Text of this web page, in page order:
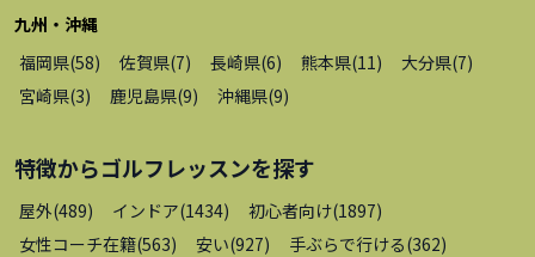
九州・沖縄
福岡県(58) 佐賀県(7) 長崎県(6) 熊本県(11 ) 大分県(7)
宮崎県(3) 鹿児島県(9) 沖縄県(9)
特徴からゴルフレッスンを探す
屋外(489) インドア(1434) 初心者向け(1897)
女性コーチ在籍(563) 安い(927) 手ぶらで行ける(362)